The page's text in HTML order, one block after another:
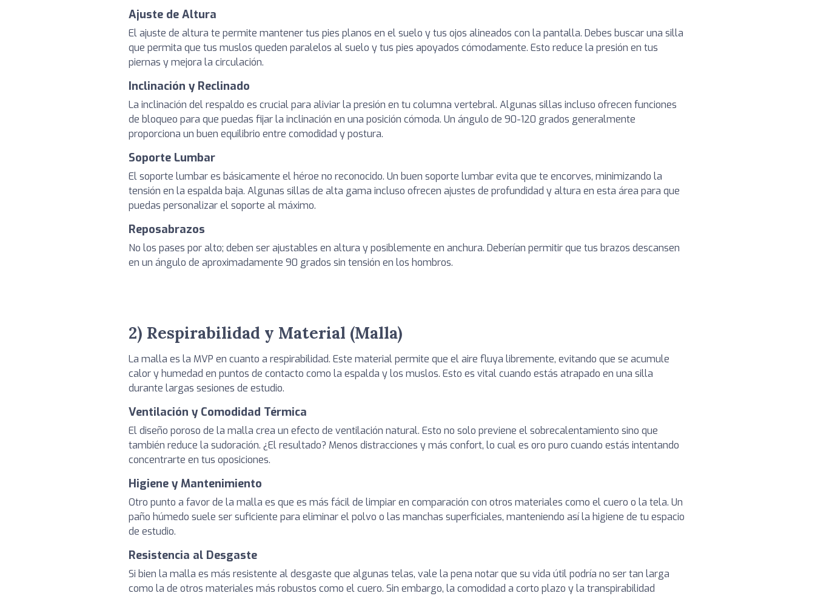
Ajuste de Altura
El ajuste de altura te permite mantener tus pies planos en el suelo y tus ojos alineados con la pantalla. Debes buscar una silla
que permita que tus muslos queden paralelos al suelo y tus pies apoyados cómodamente. Esto reduce la presión en tus
piernas y mejora la circulación.
Inclinación y Reclinado
La inclinación del respaldo es crucial para aliviar la presión en tu columna vertebral. Algunas sillas incluso ofrecen funciones
de bloqueo para que puedas fijar la inclinación en una posición cómoda. Un ángulo de 90-120 grados generalmente
proporciona un buen equilibrio entre comodidad y postura.
Soporte Lumbar
El soporte lumbar es básicamente el héroe no reconocido. Un buen soporte lumbar evita que te encorves, minimizando la
tensión en la espalda baja. Algunas sillas de alta gama incluso ofrecen ajustes de profundidad y altura en esta área para que
puedas personalizar el soporte al máximo.
Reposabrazos
No los pases por alto; deben ser ajustables en altura y posiblemente en anchura. Deberían permitir que tus brazos descansen
en un ángulo de aproximadamente 90 grados sin tensión en los hombros.
2) Respirabilidad y Material (Malla)
La malla es la MVP en cuanto a respirabilidad. Este material permite que el aire fluya libremente, evitando que se acumule
calor y humedad en puntos de contacto como la espalda y los muslos. Esto es vital cuando estás atrapado en una silla
durante largas sesiones de estudio.
Ventilación y Comodidad Térmica
El diseño poroso de la malla crea un efecto de ventilación natural. Esto no solo previene el sobrecalentamiento sino que
también reduce la sudoración. ¿El resultado? Menos distracciones y más confort, lo cual es oro puro cuando estás intentando
concentrarte en tus oposiciones.
Higiene y Mantenimiento
Otro punto a favor de la malla es que es más fácil de limpiar en comparación con otros materiales como el cuero o la tela. Un
paño húmedo suele ser suficiente para eliminar el polvo o las manchas superficiales, manteniendo así la higiene de tu espacio
de estudio.
Resistencia al Desgaste
Si bien la malla es más resistente al desgaste que algunas telas, vale la pena notar que su vida útil podría no ser tan larga
como la de otros materiales más robustos como el cuero. Sin embargo, la comodidad a corto plazo y la transpirabilidad